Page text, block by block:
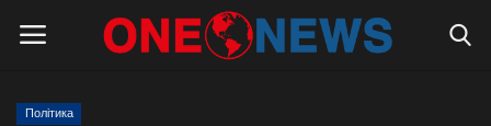
Політика